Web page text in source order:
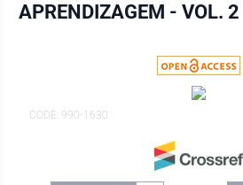
APRENDIZAGEM - VOL. 2
CODE: 990-1630